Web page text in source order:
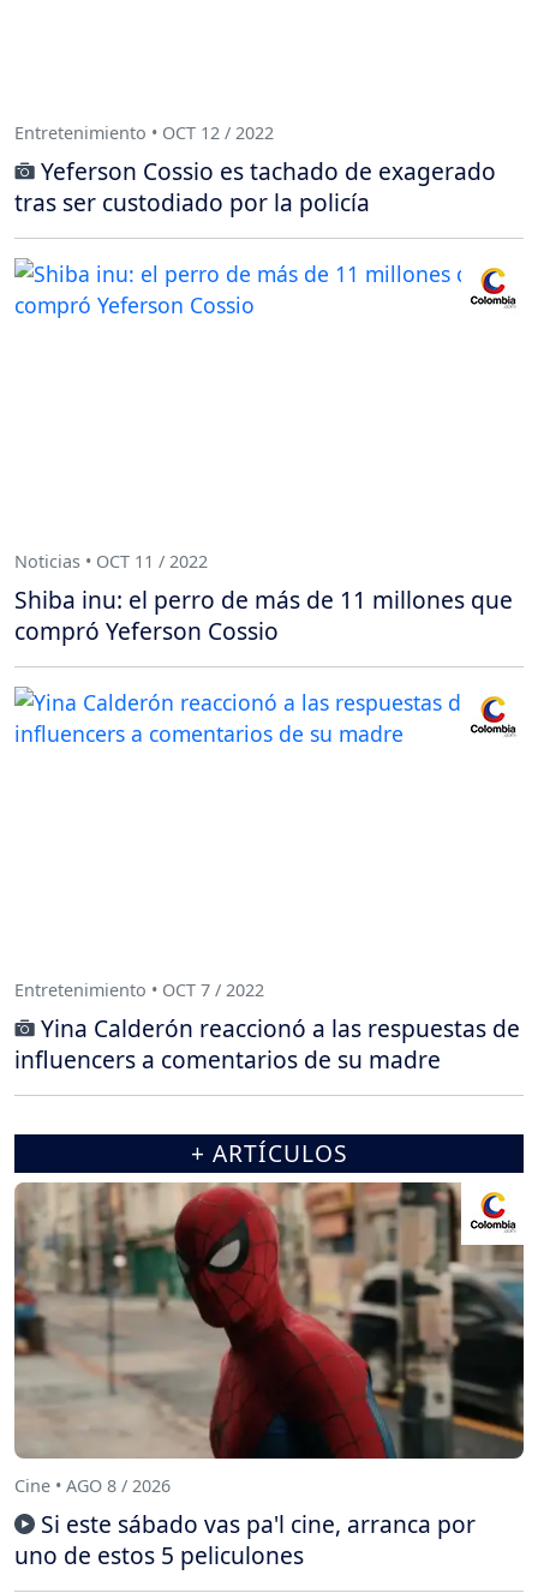
Entretenimiento • OCT 12 / 2022
Yeferson Cossio es tachado de exagerado
tras ser custodiado por la policía
Noticias • OCT 11 / 2022
Shiba inu: el perro de más de 11 millones que
compró Yeferson Cossio
Entretenimiento • OCT 7 / 2022
Yina Calderón reaccionó a las respuestas de
influencers a comentarios de su madre
+ ARTÍCULOS
Cine • AGO 8 / 2026
Si este sábado vas pa'l cine, arranca por
uno de estos 5 peliculones